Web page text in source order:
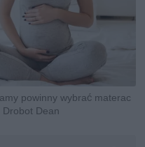
powinny wybrać materac
Dean